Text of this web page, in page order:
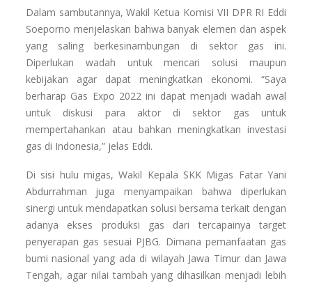
Dalam sambutannya, Wakil Ketua Komisi VII DPR RI Eddi
Soeporno menjelaskan bahwa banyak elemen dan aspek
yang saling berkesinambungan di sektor gas ini.
Diperlukan wadah untuk mencari solusi maupun
kebijakan agar dapat meningkatkan ekonomi. “Saya
berharap Gas Expo 2022 ini dapat menjadi wadah awal
untuk diskusi para aktor di sektor gas untuk
mempertahankan atau bahkan meningkatkan investasi
gas di Indonesia,” jelas Eddi.
Di sisi hulu migas, Wakil Kepala SKK Migas Fatar Yani
Abdurrahman juga menyampaikan bahwa diperlukan
sinergi untuk mendapatkan solusi bersama terkait dengan
adanya ekses produksi gas dari tercapainya target
penyerapan gas sesuai PJBG. Dimana pemanfaatan gas
bumi nasional yang ada di wilayah Jawa Timur dan Jawa
Tengah, agar nilai tambah yang dihasilkan menjadi lebih